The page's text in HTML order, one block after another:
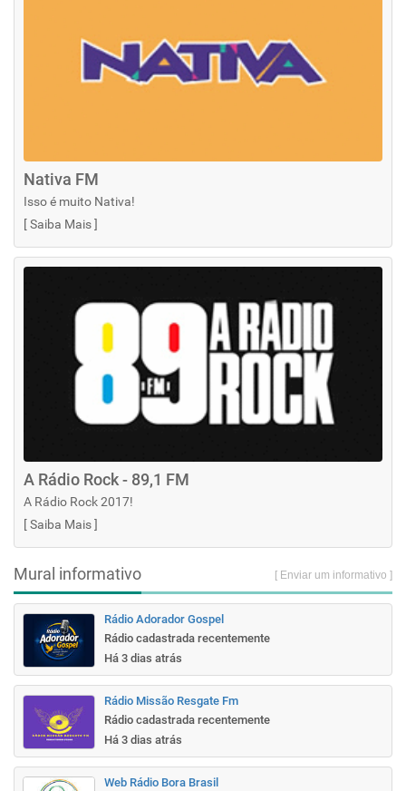
Nativa FM
Isso é muito Nativa!
[Saiba Mais]
A Rádio Rock - 89,1 FM
A Rádio Rock 2017!
[Saiba Mais]
Mural informativo [ Enviar um informativo ]
Rádio Adorador Gospel
Rádio cadastrada recentemente
Há 3 dias atrás
Rádio Missão Resgate Fm
Rádio cadastrada recentemente
Há 3 dias atrás
Web Rádio Bora Brasil